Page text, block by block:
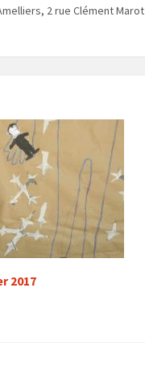
2 rue Clément Marot
2017